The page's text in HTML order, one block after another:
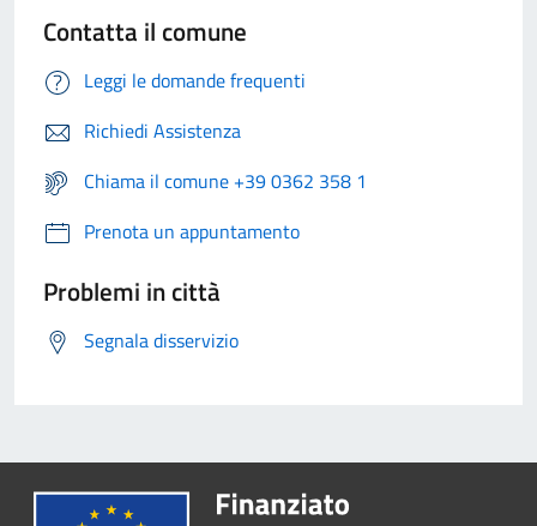
Contatta il comune
Leggi le domande frequenti
Richiedi Assistenza
Chiama il comune +39 0362 358 1
Prenota un appuntamento
Problemi in città
Segnala disservizio